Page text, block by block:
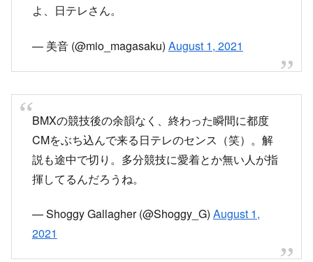
よ、日テレさん。
— 美音 (@mio_magasaku) August 1, 2021
BMXの競技後の余韻なく、終わった瞬間に都度
CMをぶち込んで来る日テレのセンス（笑）。解
説も途中で切り。多分競技に愛着とか無い人が指
揮してるんだろうね。
— Shoggy Gallagher (@Shoggy_G) August 1,
2021